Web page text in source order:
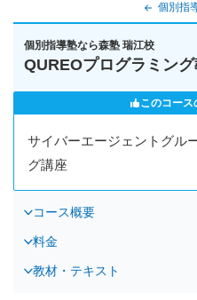
個別指
個別指導塾なら森塾 瑞江校
QUREOプログラミン
このコース
サイバーエージェントグル
グ講座
コース概要
料金
教材・テキスト